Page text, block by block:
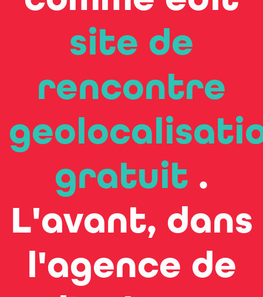
site de
rencontre
gratuit .
L'avant, dans
l'agence de